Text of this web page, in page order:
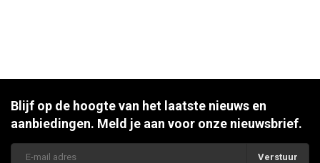
Blijf op de hoogte van het laatste nieuws en
aanbiedingen. Meld je aan voor onze nieuwsbrief.
Verstuur